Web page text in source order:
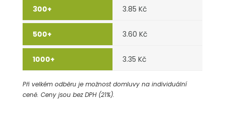
3.85 Kč
3.60 Kč
3.35 Kč
Při velkém odběru je možnost domluvy na individuální
ceně. Ceny jsou bez DPH (21%).